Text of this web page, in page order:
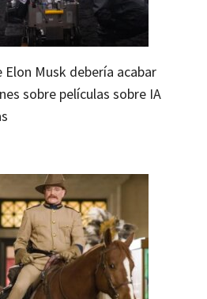
Elon Musk debería acabar
sobre películas sobre IA